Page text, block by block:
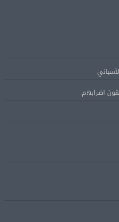
سيواصلون زيادة الضغط
لوقفها
حرائق الغابات
فى مطار العلمين
بين البلدين
اضرابهم.